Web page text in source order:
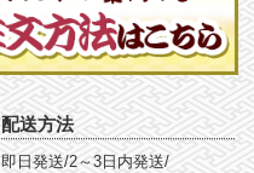
配送方法
即日発送/2～3日内発送/